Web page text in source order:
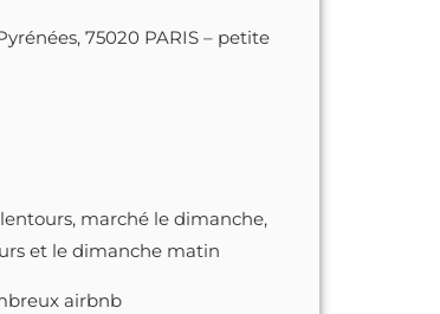
75020 PARIS – petite
marché le dimanche,
et le dimanche matin
airbnb